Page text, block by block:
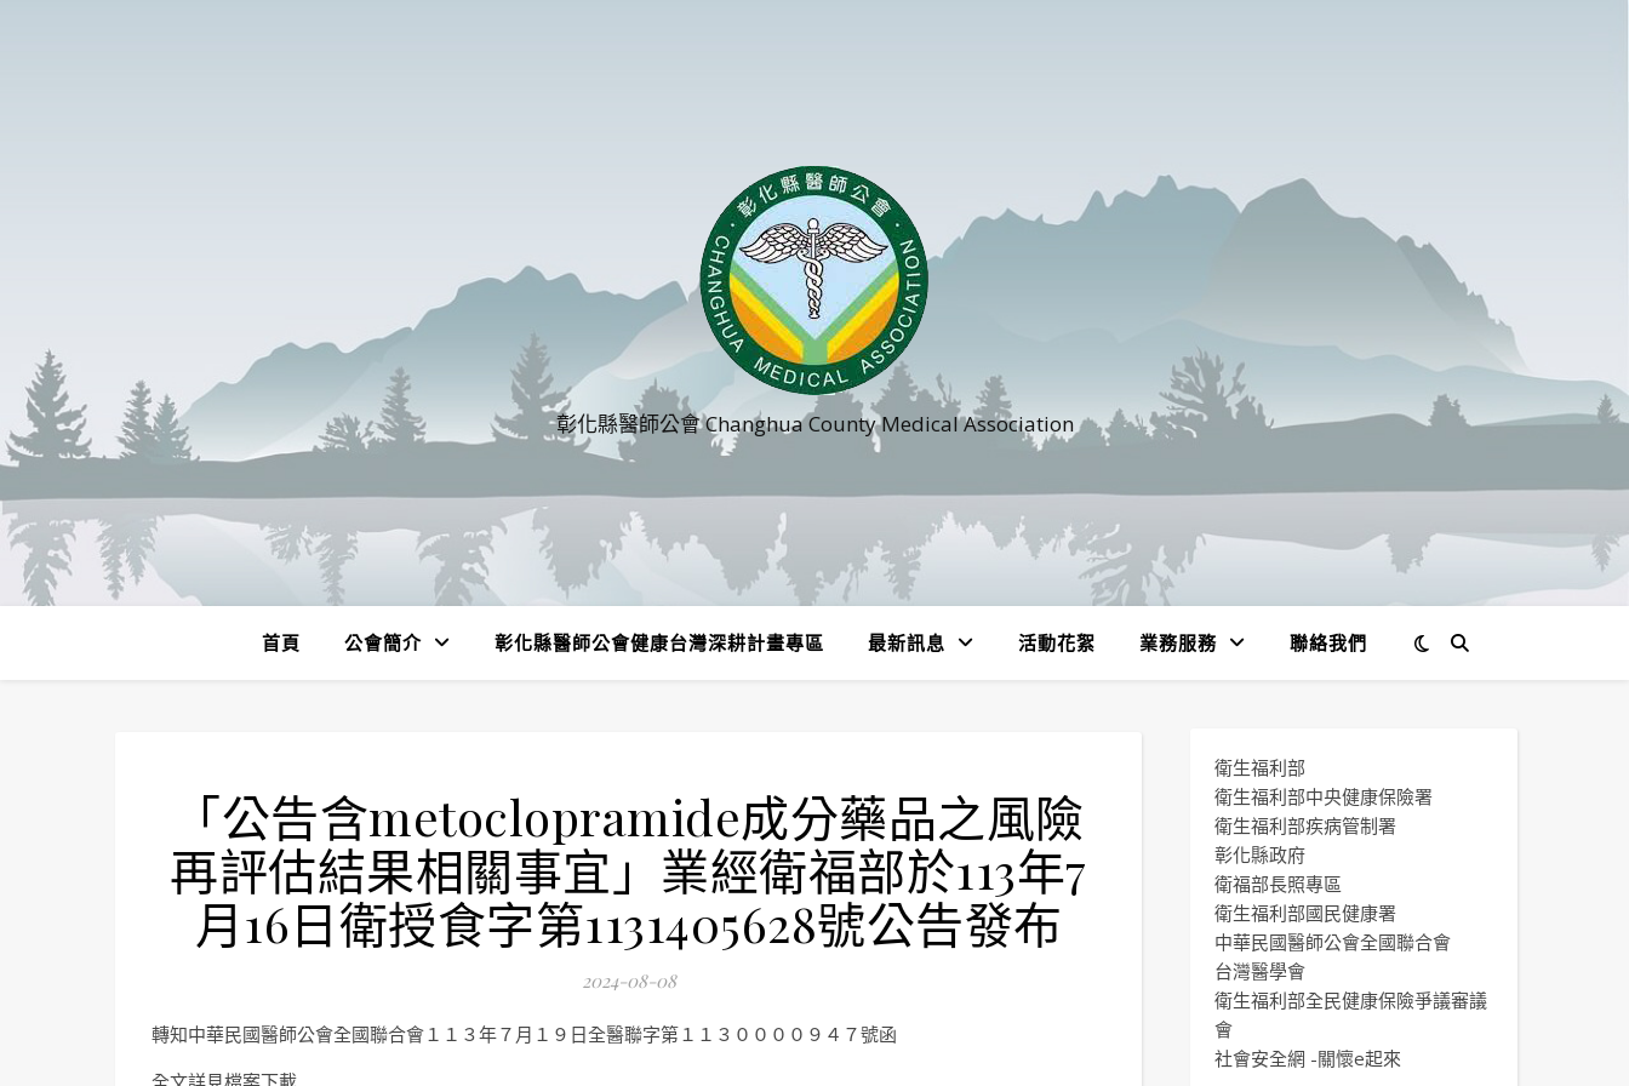
彰化縣醫師公會 Changhua County Medical Association
首頁 公會簡介 彰化縣醫師公會健康台灣深耕計畫專區 最新訊息 活動花絮 業務服務 聯絡我們
「公告含metoclopramide成分藥品之風險
再評估結果相關事宜」業經衛福部於113年7
月16日衛授食字第1131405628號公告發布
2024-08-08
轉知中華民國醫師公會全國聯合會１１３年７月１９日全醫聯字第１１３００００９４７號函
全文詳見檔案下載
衛生福利部
衛生福利部中央健康保險署
衛生福利部疾病管制署
彰化縣政府
衛福部長照專區
衛生福利部國民健康署
中華民國醫師公會全國聯合會
台灣醫學會
衛生福利部全民健康保險爭議審議
會
社會安全網 -關懷e起來